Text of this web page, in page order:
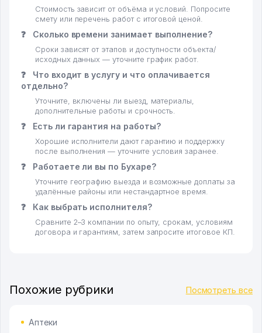
Стоимость зависит от объёма и условий. Попросите
смету или перечень работ с итоговой ценой.
❓ Сколько времени занимает выполнение?
Сроки зависят от этапов и доступности объекта/
исходных данных — уточните график работ.
❓
Что входит в услугу и что оплачивается
отдельно?
Уточните, включены ли выезд, материалы,
дополнительные работы и срочность.
❓ Есть ли гарантия на работы?
Хорошие исполнители дают гарантию и поддержку
после выполнения — уточните условия заранее.
❓ Работаете ли вы по Бухаре?
Уточните географию выезда и возможные доплаты за
удалённые районы или нестандартное время.
❓ Как выбрать исполнителя?
Сравните 2–3 компании по опыту, срокам, условиям
договора и гарантиям, затем запросите итоговое КП.
Похожие рубрики Посмотреть все
Аптеки